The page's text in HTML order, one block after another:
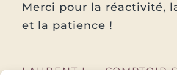
Merci pour la réactivité,
et la patience !
LAURENT L. – COMPTOIR